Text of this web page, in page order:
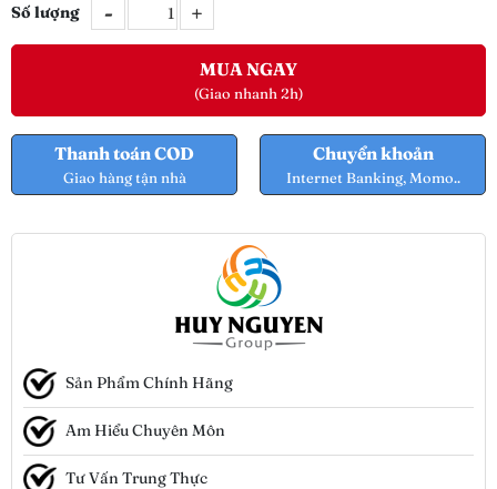
Số lượng - +
MUA NGAY
(Giao nhanh 2h)
Thanh toán COD
Giao hàng tận nhà
Chuyển khoản
Internet Banking, Momo..
Sản Phẩm Chính Hãng
Am Hiểu Chuyên Môn
Tư Vấn Trung Thực